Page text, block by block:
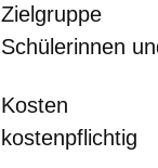
Zielgruppe
Schülerinnen
Kosten
kostenpflichtig